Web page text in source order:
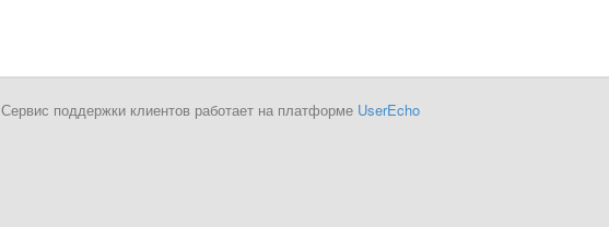
Сервис поддержки клиентов работает на платформе UserEcho